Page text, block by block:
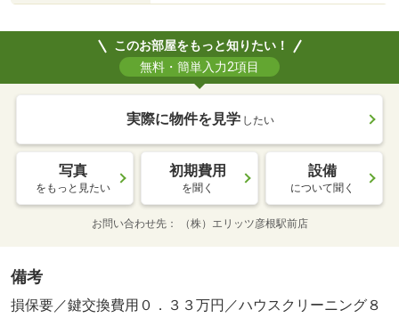
このお部屋をもっと知りたい！
無料・簡単入力2項目
実際に物件を見学 したい
写真
をもっと見たい
初期費用
を聞く
設備
について聞く
お問い合わせ先 （株）エリッツ彦根駅前店
備考
損保要／鍵交換費用０．３３万円／ハウスクリーニング８